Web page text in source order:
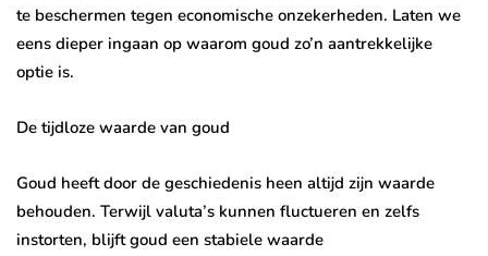
te beschermen tegen economische onzekerheden. Laten we
eens dieper ingaan op waarom goud zo’n aantrekkelijke
optie is.
De tijdloze waarde van goud
Goud heeft door de geschiedenis heen altijd zijn waarde
behouden. Terwijl valuta’s kunnen fluctueren en zelfs
instorten, blijft goud een stabiele waarde